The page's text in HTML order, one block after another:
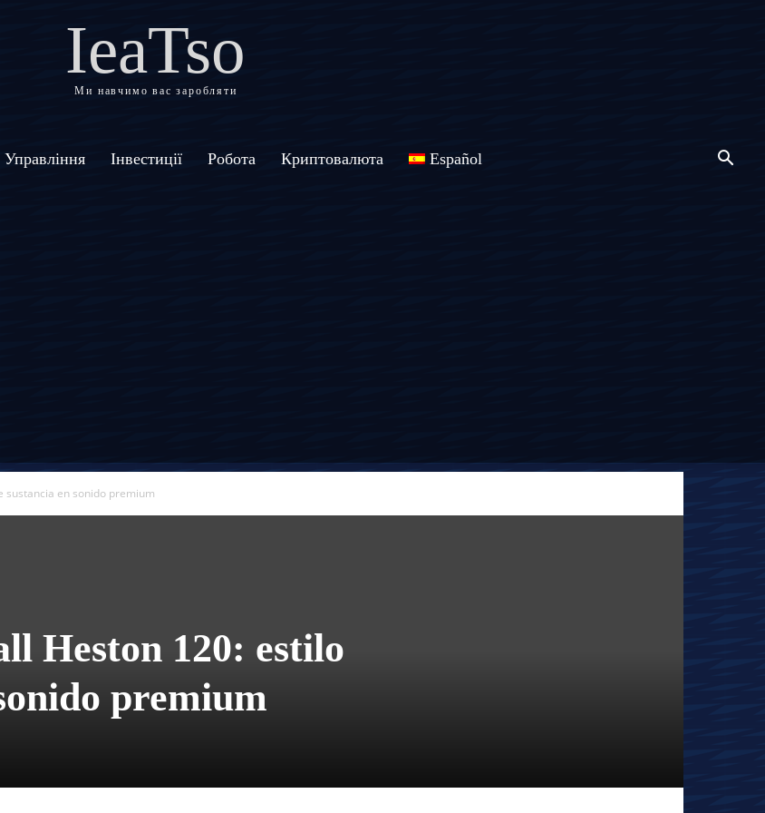
IeaTso
Ми навчимо вас заробляти
Управління Інвестиції Робота Криптовалюта Español
sustancia en sonido premium
Heston 120: estilo
premium